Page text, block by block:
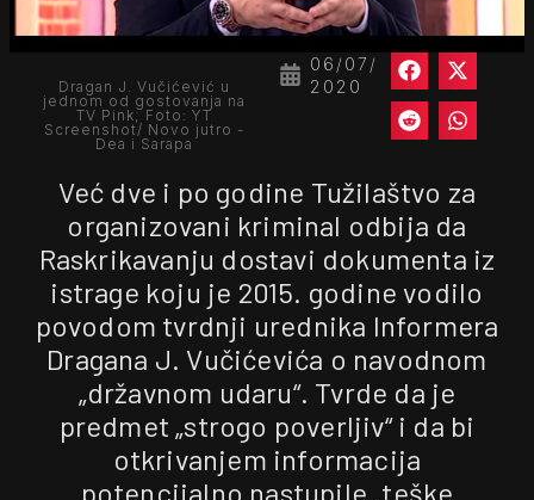
06/07/
2020
Dragan J. Vučićević u
jednom od gostovanja na
TV Pink; Foto: YT
Screenshot/ Novo jutro -
Dea i Sarapa
Već dve i po godine Tužilaštvo za
organizovani kriminal odbija da
Raskrikavanju dostavi dokumenta iz
istrage koju je 2015. godine vodilo
povodom tvrdnji urednika Informera
Dragana J. Vučićevića o navodnom
„državnom udaru“. Tvrde da je
predmet „strogo poverljiv“ i da bi
otkrivanjem informacija
potencijalno nastupile „teške